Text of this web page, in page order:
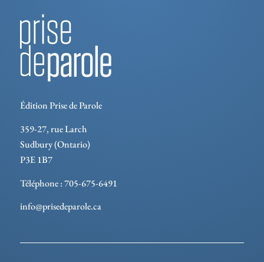
Édition Prise de Parole
359-27, rue Larch
Sudbury (Ontario)
P3E 1B7
Téléphone : 705-675-6491
info@prisedeparole.ca